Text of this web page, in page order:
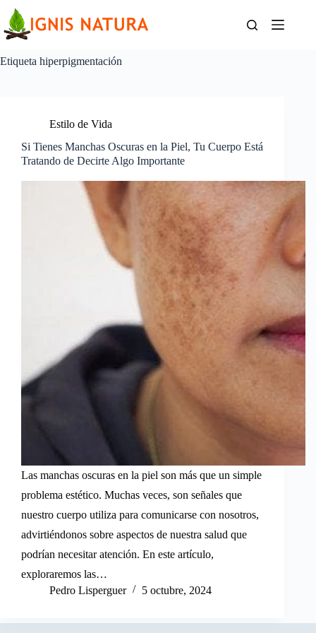
contenido
Etiqueta hiperpigmentación
Estilo de Vida
Si Tienes Manchas Oscuras en la Piel, Tu Cuerpo Está
Tratando de Decirte Algo Importante
Las manchas oscuras en la piel son más que un simple
problema estético. Muchas veces, son señales que
nuestro cuerpo utiliza para comunicarse con nosotros,
advirtiéndonos sobre aspectos de nuestra salud que
podrían necesitar atención. En este artículo,
exploraremos las…
Pedro Lisperguer
5 octubre, 2024